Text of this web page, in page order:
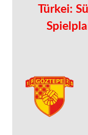
Türkei: